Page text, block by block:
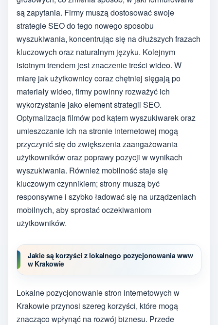
są zapytania. Firmy muszą dostosować swoje
strategie SEO do tego nowego sposobu
wyszukiwania, koncentrując się na dłuższych frazach
kluczowych oraz naturalnym języku. Kolejnym
istotnym trendem jest znaczenie treści wideo. W
miarę jak użytkownicy coraz chętniej sięgają po
materiały wideo, firmy powinny rozważyć ich
wykorzystanie jako element strategii SEO.
Optymalizacja filmów pod kątem wyszukiwarek oraz
umieszczanie ich na stronie internetowej mogą
przyczynić się do zwiększenia zaangażowania
użytkowników oraz poprawy pozycji w wynikach
wyszukiwania. Również mobilność staje się
kluczowym czynnikiem; strony muszą być
responsywne i szybko ładować się na urządzeniach
mobilnych, aby sprostać oczekiwaniom
użytkowników.
Jakie są korzyści z lokalnego pozycjonowania www
w Krakowie
Lokalne pozycjonowanie stron internetowych w
Krakowie przynosi szereg korzyści, które mogą
znacząco wpłynąć na rozwój biznesu. Przede